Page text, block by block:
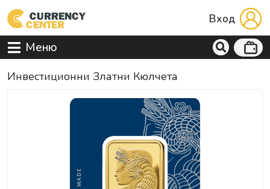
Вход
Меню
Инвестиционни Златни Кюлчета